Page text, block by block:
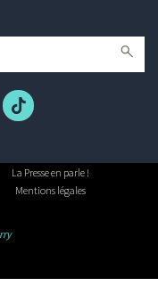
La Presse en parle !
Mentions légales